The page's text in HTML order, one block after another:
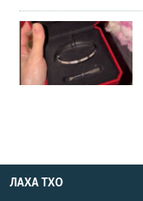
ЛАХА ТХО